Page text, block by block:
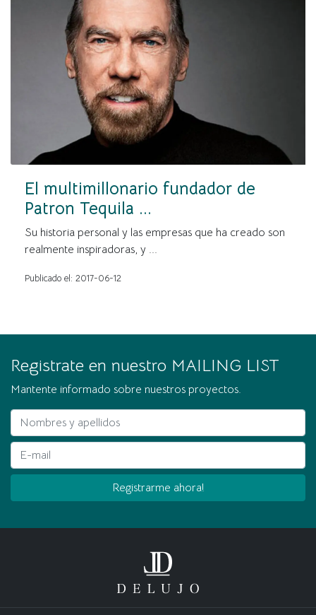
El multimillonario fundador de
Patron Tequila ...
Su historia personal y las empresas que ha creado son
realmente inspiradoras, y ...
Publicado el: 2017-06-12
Registrate en nuestro MAILING LIST
Mantente informado sobre nuestros proyectos.
Nombres y apellidos
E-mail
Registrarme ahora!